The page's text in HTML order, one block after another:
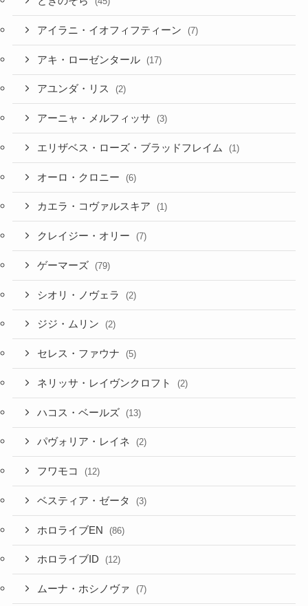
アイラニ・イオフィフティーン (7)
アキ・ローゼンタール (17)
アユンダ・リス (2)
アーニャ・メルフィッサ (3)
エリザベス・ローズ・ブラッドフレイム (1)
オーロ・クロニー (6)
カエラ・コヴァルスキア (1)
クレイジー・オリー (7)
ゲーマーズ (79)
シオリ・ノヴェラ (2)
ジジ・ムリン (2)
セレス・ファウナ (5)
ネリッサ・レイヴンクロフト (2)
ハコス・ベールズ (13)
パヴォリア・レイネ (2)
フワモコ (12)
ベスティア・ゼータ (3)
ホロライブEN (86)
ホロライブID (12)
ムーナ・ホシノヴァ (7)